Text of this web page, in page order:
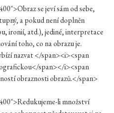
se jeví sám od sebe,
a pokud není doplněn
ironií, atd.), jediné, interpretace
toho, co na obrazu je.
nazvat </span><i><span
span></i><span
obraznosti obrazů.</span>
li množství